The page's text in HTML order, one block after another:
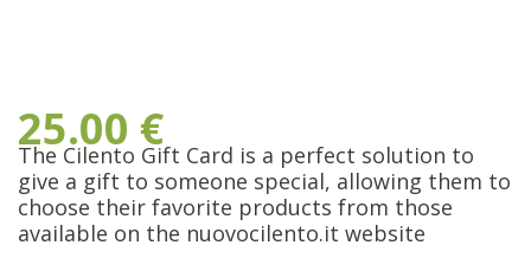
25.00 €
The Cilento Gift Card is a perfect solution to
give a gift to someone special, allowing them to
choose their favorite products from those
available on the nuovocilento.it website